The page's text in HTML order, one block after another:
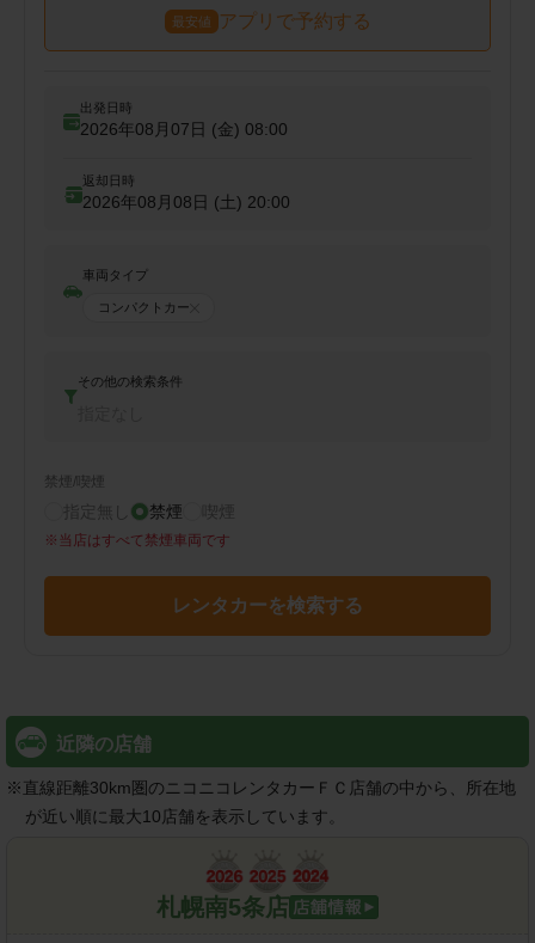
最安値 アプリで予約する
出発日時
2026年08月07日 (金) 08:00
返却日時
2026年08月08日 (土) 20:00
車両タイプ
コンパクトカー
その他の検索条件
禁煙/喫煙
指定無し 禁煙 喫煙
※ 当店はすべて禁煙車両です
レンタカーを検索する
近隣の店舗
※直線距離30km圏のニコニコレンタカーＦＣ店舗の中から、所在地
が近い順に最大10店舗を表示しています。
札幌南5条店